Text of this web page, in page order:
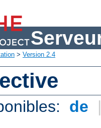
> Version 2.4
de